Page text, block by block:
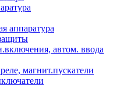
аппаратура
автом. ввода
магнит.пускатели